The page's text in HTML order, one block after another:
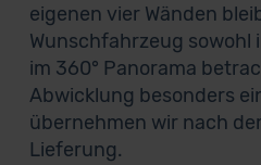
eigenen vier Wänden
Wunschfahrzeug sowohl
im 360° Panorama
Abwicklung besonders
übernehmen wir nach
Lieferung.